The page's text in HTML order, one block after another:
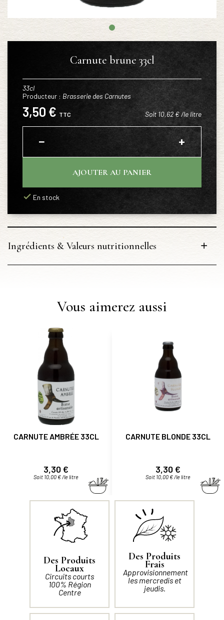
Carnute brune 33cl
33cl
Producteur : Brasserie des Carnutes
3,50 € TTC Soit 10,62 € /le litre
− +
AJOUTER AU PANIER
En stock
Ingrédients & Valeurs nutritionnelles
Vous aimerez aussi
CARNUTE AMBRÉE 33CL
Prix
3,30 €
Soit 10,00 € /le litre
CARNUTE BLONDE 33CL
Prix
3,30 €
Soit 10,00 € /le litre
Des Produits
Locaux
Circuits courts
100% Région
Centre
Des Produits
Frais
Approvisionnement
les mercredis et
jeudis.